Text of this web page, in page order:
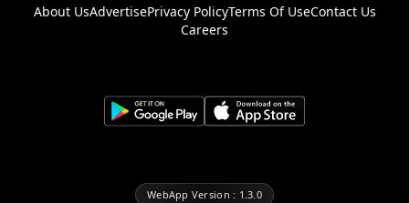
About UsAdvertisePrivacy PolicyTerms Of UseContact Us
Careers
WebApp Version : 1.3.0